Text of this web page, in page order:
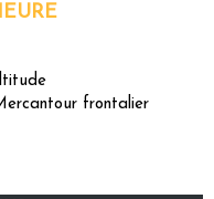
frontalier